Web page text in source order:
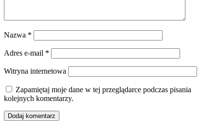
Nazwa *
Adres e-mail *
Witryna internetowa
Zapamiętaj moje dane w tej przeglądarce podczas pisania
kolejnych komentarzy.